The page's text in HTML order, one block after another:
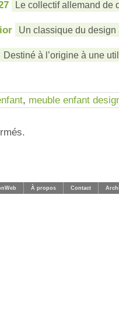
Le collectif allemand de
Un classique du
Destiné à l’origine à une
, meuble enfant
À propos Contact